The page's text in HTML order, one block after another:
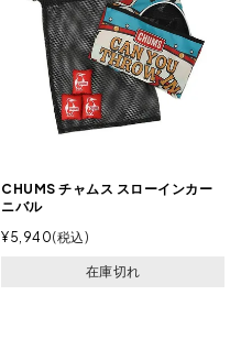
CHUMS チャムス スローインカー
ニバル
¥5,940 税込
在庫切れ